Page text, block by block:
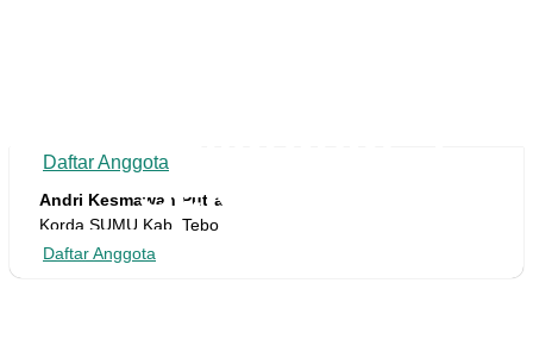
Andri Kesmawan Putra
Korda SUMU Kab. Tebo
Sekarang!
Daftar Anggota
Daftar Anggota